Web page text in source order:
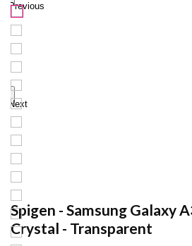
Previous
Next
Spigen - Samsung Galaxy
Crystal - Transparent